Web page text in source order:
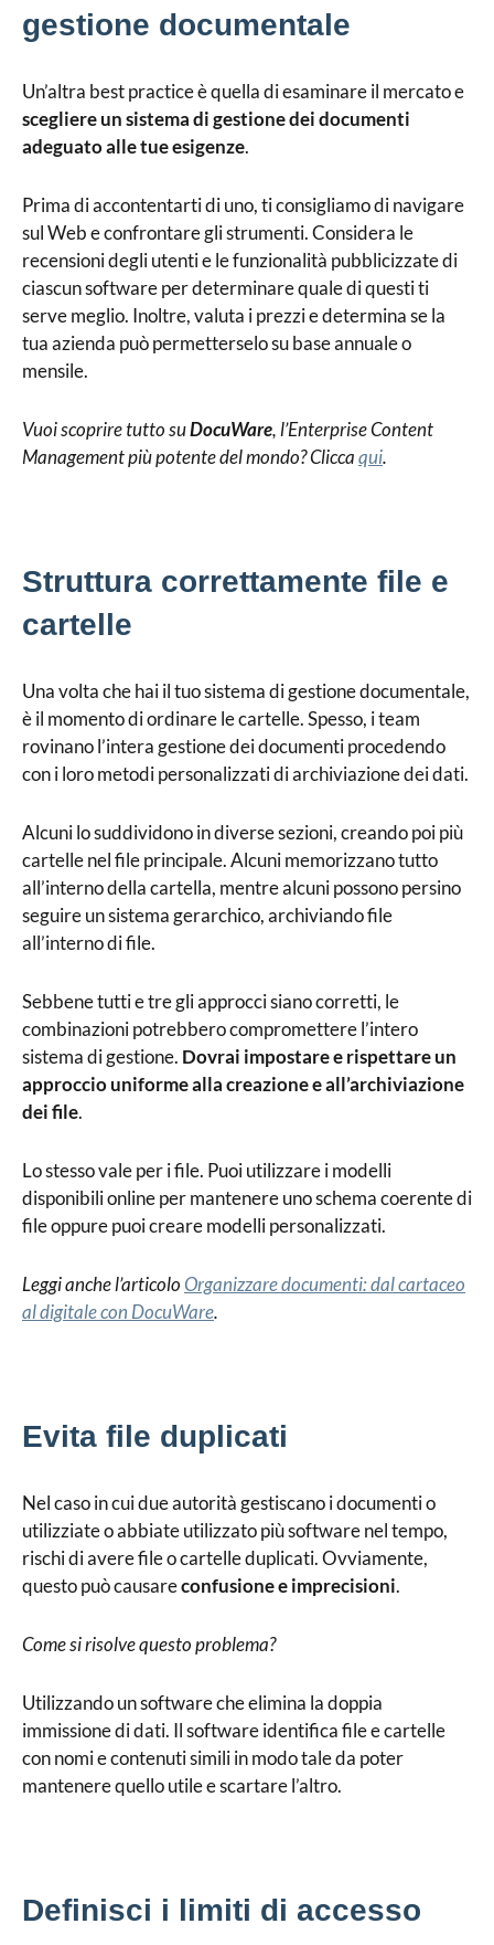
gestione documentale
Un’altra best practice è quella di esaminare il mercato e
scegliere un sistema di gestione dei documenti
adeguato alle tue esigenze.
Prima di accontentarti di uno, ti consigliamo di navigare
sul Web e confrontare gli strumenti. Considera le
recensioni degli utenti e le funzionalità pubblicizzate di
ciascun software per determinare quale di questi ti
serve meglio. Inoltre, valuta i prezzi e determina se la
tua azienda può permetterselo su base annuale o
mensile.
Vuoi scoprire tutto suDocuWare, l’Enterprise Content
Management più potente del mondo? Cliccaqui.
Struttura correttamente file e
cartelle
Una volta che hai il tuo sistema di gestione documentale,
è il momento di ordinare le cartelle. Spesso, i team
rovinano l’intera gestione dei documenti procedendo
con i loro metodi personalizzati di archiviazione dei dati.
Alcuni lo suddividono in diverse sezioni, creando poi più
cartelle nel file principale. Alcuni memorizzano tutto
all’interno della cartella, mentre alcuni possono persino
seguire un sistema gerarchico, archiviando file
all’interno di file.
Sebbene tutti e tre gli approcci siano corretti, le
combinazioni potrebbero compromettere l’intero
sistema di gestione. Dovrai impostare e rispettare un
approccio uniforme alla creazione e all’archiviazione
dei file.
Lo stesso vale per i file. Puoi utilizzare i modelli
disponibili online per mantenere uno schema coerente di
file oppure puoi creare modelli personalizzati.
Leggi anche l’articolo Organizzare documenti: dal cartaceo
al digitale con DocuWare.
Evita file duplicati
Nel caso in cui due autorità gestiscano i documenti o
utilizziate o abbiate utilizzato più software nel tempo,
rischi di avere file o cartelle duplicati. Ovviamente,
questo può causareconfusione e imprecisioni.
Come si risolve questo problema?
Utilizzando un software che elimina la doppia
immissione di dati. Il software identifica file e cartelle
con nomi e contenuti simili in modo tale da poter
mantenere quello utile e scartare l’altro.
Definisci i limiti di accesso